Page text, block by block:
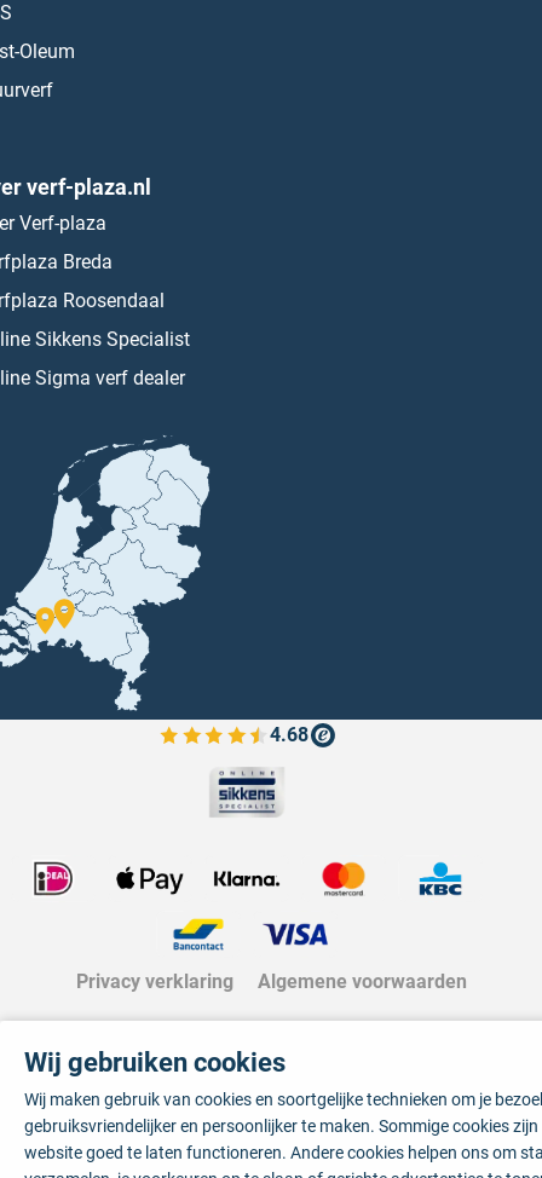
Oleum
verf-plaza.nl
Verf-plaza
Breda
Roosendaal
Sikkens Specialist
Sigma verf dealer
4.68
Bekijk de verfplaza beoordelingen
Privacy verklaring Algemene voorwaarden
Wij gebruiken cookies
Wij maken gebruik van cookies en soortgelijke technieken om je
gebruiksvriendelijker en persoonlijker te maken. Sommige cookies
website goed te laten functioneren. Andere cookies helpen ons om